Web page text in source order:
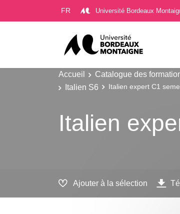
FR Université Bordeaux
Accueil Catalogue des
Italien S6
Italien expert C1
Italien
Ajouter à la sélection